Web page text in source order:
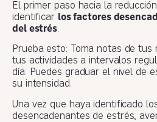
El primer paso hacia la
identificar los factores
del estrés.
Prueba esto: Toma notas de tus
tus actividades a intervalos
día. Puedes graduar el nivel de
su intensidad.
Una vez que haya identificado
desencadenantes de estrés,